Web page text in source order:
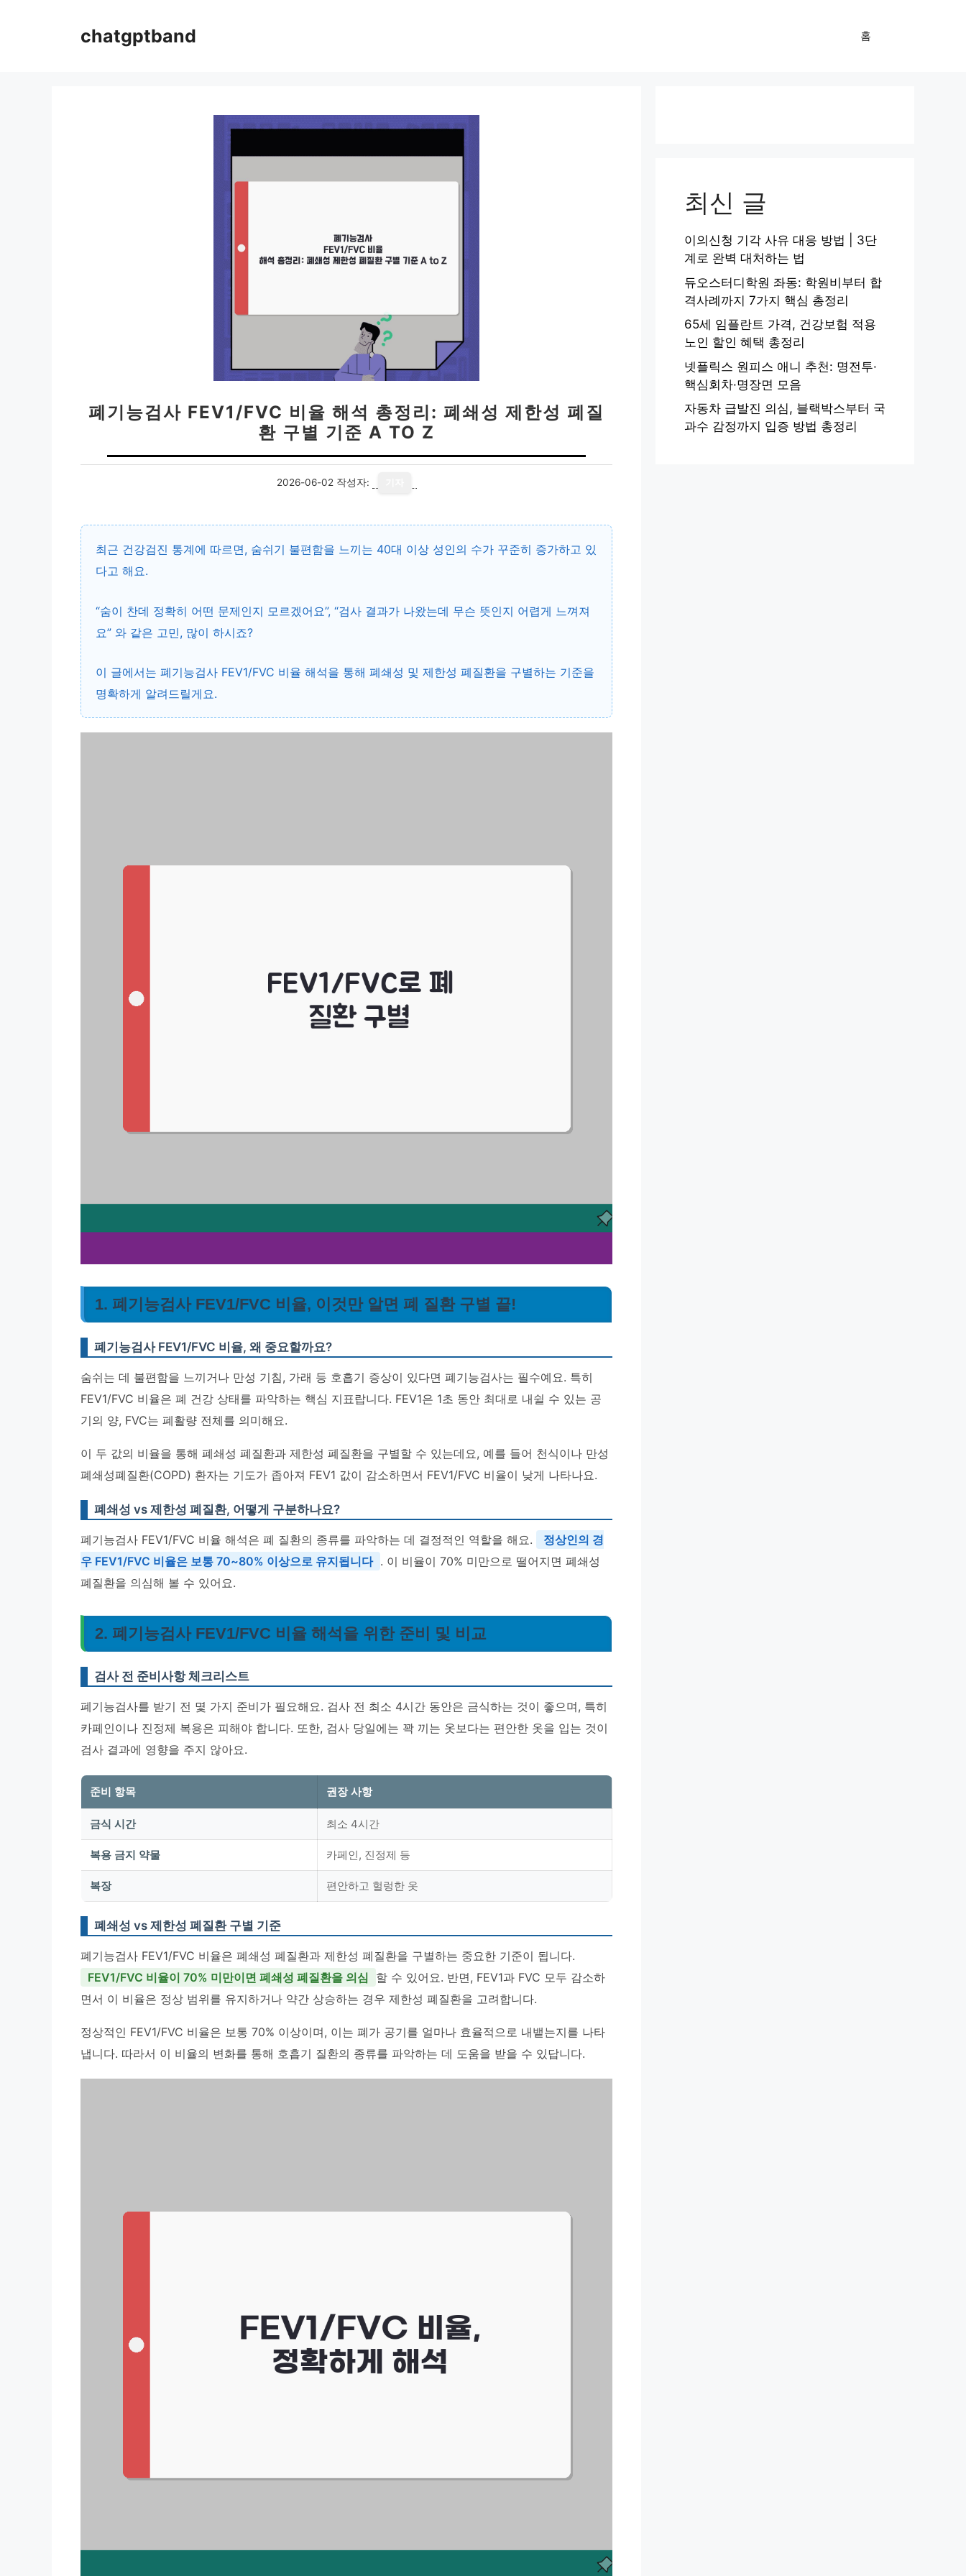
chatgptband 홈
폐기능검사 FEV1/FVC 비율 해석 총정리: 폐쇄성 제한성 폐질
환 구별 기준 A TO Z
2026-06-02 작성자:
최근 건강검진 통계에 따르면, 숨쉬기 불편함을 느끼는 40대 이상 성인의 수가 꾸준히 증가하고 있
다고 해요.
“숨이 찬데 정확히 어떤 문제인지 모르겠어요”, “검사 결과가 나왔는데 무슨 뜻인지 어렵게 느껴져
요” 와 같은 고민, 많이 하시죠?
이 글에서는 폐기능검사 FEV1/FVC 비율 해석을 통해 폐쇄성 및 제한성 폐질환을 구별하는 기준을
명확하게 알려드릴게요.
1. 폐기능검사 FEV1/FVC 비율, 이것만 알면 폐 질환 구별 끝!
폐기능검사 FEV1/FVC 비율, 왜 중요할까요?
숨쉬는 데 불편함을 느끼거나 만성 기침, 가래 등 호흡기 증상이 있다면 폐기능검사는 필수예요. 특히
FEV1/FVC 비율은 폐 건강 상태를 파악하는 핵심 지표랍니다. FEV1은 1초 동안 최대로 내쉴 수 있는 공
기의 양, FVC는 폐활량 전체를 의미해요.
이 두 값의 비율을 통해 폐쇄성 폐질환과 제한성 폐질환을 구별할 수 있는데요, 예를 들어 천식이나 만성
폐쇄성폐질환(COPD) 환자는 기도가 좁아져 FEV1 값이 감소하면서 FEV1/FVC 비율이 낮게 나타나요.
폐쇄성 vs 제한성 폐질환, 어떻게 구분하나요?
폐기능검사 FEV1/FVC 비율 해석은 폐 질환의 종류를 파악하는 데 결정적인 역할을 해요.
정상인의 경
우 FEV1/FVC 비율은 보통 70~80% 이상으로 유지됩니다 . 이 비율이 70% 미만으로 떨어지면 폐쇄성
폐질환을 의심해 볼 수 있어요.
2. 폐기능검사 FEV1/FVC 비율 해석을 위한 준비 및 비교
검사 전 준비사항 체크리스트
폐기능검사를 받기 전 몇 가지 준비가 필요해요. 검사 전 최소 4시간 동안은 금식하는 것이 좋으며, 특히
카페인이나 진정제 복용은 피해야 합니다. 또한, 검사 당일에는 꽉 끼는 옷보다는 편안한 옷을 입는 것이
검사 결과에 영향을 주지 않아요.
준비 항목 권장 사항
금식 시간 최소 4시간
복용 금지 약물 카페인, 진정제 등
복장 편안하고 헐렁한 옷
폐쇄성 vs 제한성 폐질환 구별 기준
폐기능검사 FEV1/FVC 비율은 폐쇄성 폐질환과 제한성 폐질환을 구별하는 중요한 기준이 됩니다.
FEV1/FVC 비율이 70% 미만이면 폐쇄성 폐질환을 의심
할 수 있어요. 반면, FEV1과 FVC 모두 감소하
면서 이 비율은 정상 범위를 유지하거나 약간 상승하는 경우 제한성 폐질환을 고려합니다.
정상적인 FEV1/FVC 비율은 보통 70% 이상이며, 이는 폐가 공기를 얼마나 효율적으로 내뱉는지를 나타
냅니다. 따라서 이 비율의 변화를 통해 호흡기 질환의 종류를 파악하는 데 도움을 받을 수 있답니다.
최신 글
이의신청 기각 사유 대응 방법 | 3단
계로 완벽 대처하는 법
듀오스터디학원 좌동: 학원비부터 합
격사례까지 7가지 핵심 총정리
65세 임플란트 가격, 건강보험 적용
노인 할인 혜택 총정리
넷플릭스 원피스 애니 추천: 명전투·
핵심회차·명장면 모음
자동차 급발진 의심, 블랙박스부터 국
과수 감정까지 입증 방법 총정리